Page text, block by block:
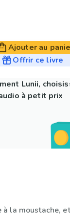
Ajouter au
Offrir ce livre
Lunii,
à petit prix
à la moustache,